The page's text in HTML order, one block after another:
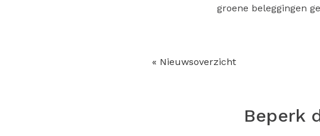
groene beleggingen
« Nieuwsoverzicht
Beperk